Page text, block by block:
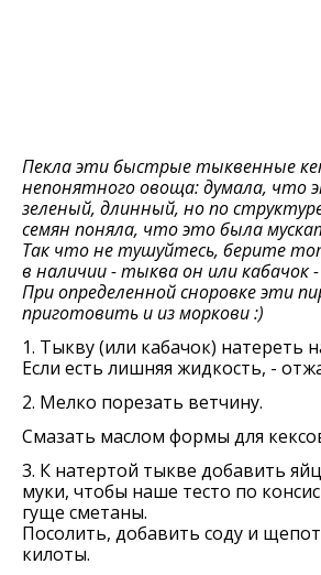
Пекла эти быстрые тыквенные
непонятного овоща: думала, что
зеленый, длинный, но по
семян поняла, что это была
Так что не тушуйтесь, берите
в наличии - тыква он или кабачок
При определенной сноровке эти
приготовить и из моркови :)
1. Тыкву (или кабачок) натереть
Если есть лишняя жидкость, -
2. Мелко порезать ветчину.
Смазать маслом формы для
3. К натертой тыкве добавить
муки, чтобы наше тесто по
гуще сметаны.
Посолить, добавить соду и
килоты.